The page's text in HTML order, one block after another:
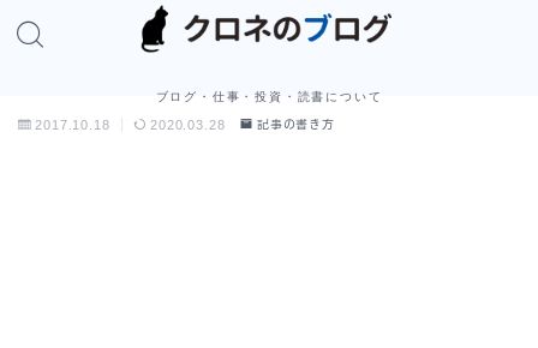
ブログ・仕事・投資・読書について
2017.10.18 2020.03.28 記事の書き方